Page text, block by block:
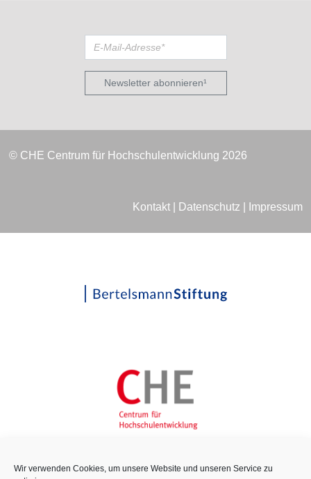
Wir verwenden Cookies, um unsere Website und unseren Service zu
Newsletter abonnieren¹
© CHE Centrum für Hochschulentwicklung 2026
Kontakt| Datenschutz Impressum